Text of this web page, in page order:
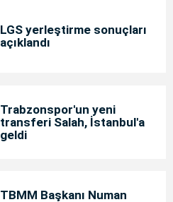
LGS yerleştirme sonuçları
açıklandı
Trabzonspor'un yeni
transferi Salah, İstanbul'a
geldi
TBMM Başkanı Numan